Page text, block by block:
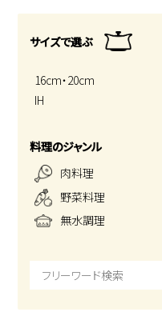
サイズで選ぶ
16cm・20cm
IH
料理のジャンル
肉料理
野菜料理
無水調理